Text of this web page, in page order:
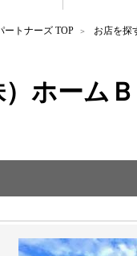
ートナーズ TOP お店を探
）ホーム